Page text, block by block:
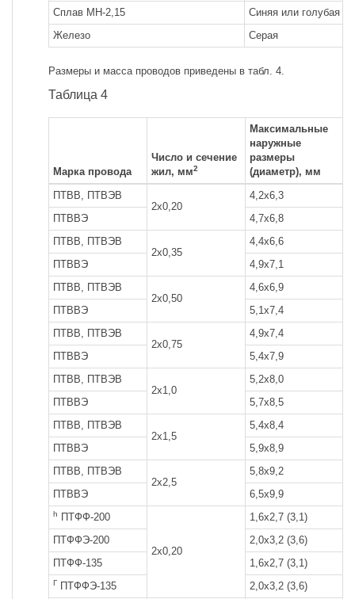
Сплав МН-2,15
Синяя или голубая
Железо
Серая
Размеры и масса проводов приведены в табл. 4.
Таблица 4
Марка провода
Число и сечение
жил, мм2
Максимальные
наружные
размеры
(диаметр), мм
ПТВВ, ПТВЭВ
2x0,20
4,2x6,3
ПТВВЭ
4,7x6,8
ПТВВ, ПТВЭВ
2x0,35
4,4x6,6
ПТВВЭ
4,9x7,1
ПТВВ, ПТВЭВ
2x0,50
4,6x6,9
ПТВВЭ
5,1x7,4
ПТВВ, ПТВЭВ
2x0,75
4,9x7,4
ПТВВЭ
5,4x7,9
ПТВВ, ПТВЭВ
2x1,0
5,2x8,0
ПТВВЭ
5,7x8,5
ПТВВ, ПТВЭВ
2x1,5
5,4x8,4
ПТВВЭ
5,9x8,9
ПТВВ, ПТВЭВ
2x2,5
5,8x9,2
ПТВВЭ
6,5x9,9
h ПТФФ-200
2x0,20
1,6x2,7 (3,1)
ПТФФЭ-200
2,0x3,2 (3,6)
ПТФФ-135
1,6x2,7 (3,1)
Г ПТФФЭ-135 2,0x3,2 (3,6)